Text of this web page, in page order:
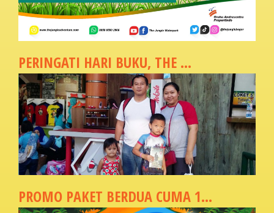
PERINGATI HARI BUKU, THE ...
PROMO PAKET BERDUA CUMA 1...